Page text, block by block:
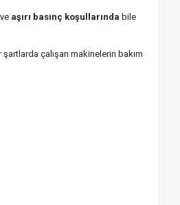
ve aşırı basınç koşullarında bile
şartlarda çalışan makinelerin bakım